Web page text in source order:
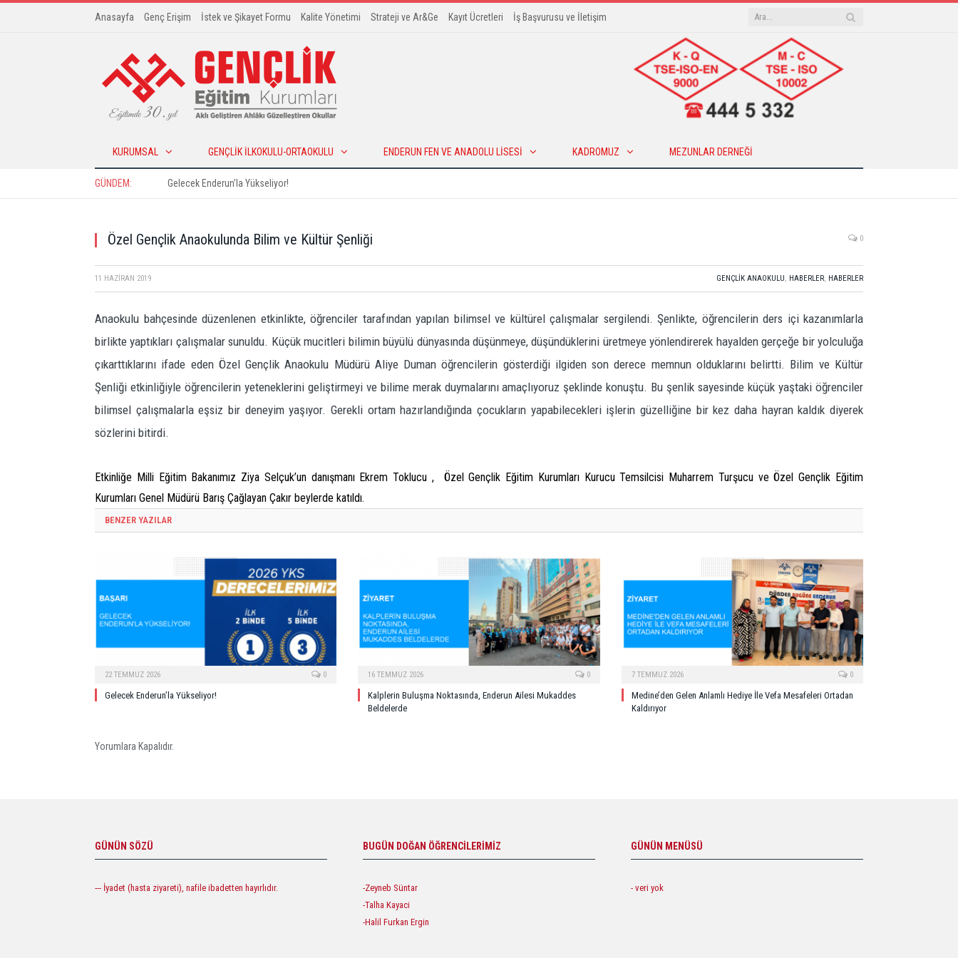
Anasayfa Genç Erişim İstek ve Şikayet Formu Kalite Yönetimi Strateji ve Ar&Ge Kayıt Ücretleri İş Başvurusu ve İletişim
KURUMSAL GENÇLIK İLKOKULU-ORTAOKULU ENDERUN FEN VE ANADOLU LISESI KADROMUZ MEZUNLAR DERNEĞI
GÜNDEM: Gelecek Enderun’la Yükseliyor!
Özel Gençlik Anaokulunda Bilim ve Kültür Şenliği 0
11 HAZIRAN 2019 GENÇLIK ANAOKULU, HABERLER, HABERLER
Anaokulu bahçesinde düzenlenen etkinlikte, öğrenciler tarafından yapılan bilimsel ve kültürel çalışmalar sergilendi. Şenlikte, öğrencilerin ders içi kazanımlarla
birlikte yaptıkları çalışmalar sunuldu. Küçük mucitleri bilimin büyülü dünyasında düşünmeye, düşündüklerini üretmeye yönlendirerek hayalden gerçeğe bir yolculuğa
çıkarttıklarını ifade eden Özel Gençlik Anaokulu Müdürü Aliye Duman öğrencilerin gösterdiği ilgiden son derece memnun olduklarını belirtti. Bilim ve Kültür
Şenliği etkinliğiyle öğrencilerin yeteneklerini geliştirmeyi ve bilime merak duymalarını amaçlıyoruz şeklinde konuştu. Bu şenlik sayesinde küçük yaştaki öğrenciler
bilimsel çalışmalarla eşsiz bir deneyim yaşıyor. Gerekli ortam hazırlandığında çocukların yapabilecekleri işlerin güzelliğine bir kez daha hayran kaldık diyerek
sözlerini bitirdi.
Etkinliğe Milli Eğitim Bakanımız Ziya Selçuk’un danışmanı Ekrem Toklucu , Özel Gençlik Eğitim Kurumları Kurucu Temsilcisi Muharrem Turşucu ve Özel Gençlik Eğitim
Kurumları Genel Müdürü Barış Çağlayan Çakır beylerde katıldı.
BENZER YAZILAR
22 TEMMUZ 2026 0
Gelecek Enderun’la Yükseliyor!
16 TEMMUZ 2026 0
Kalplerin Buluşma Noktasında, Enderun Ailesi Mukaddes
Beldelerde
7 TEMMUZ 2026 0
Medine’den Gelen Anlamlı Hediye İle Vefa Mesafeleri Ortadan
Kaldırıyor
Yorumlara Kapalıdır.
GÜNÜN SÖZÜ
--- İyadet (hasta ziyareti), nafile ibadetten hayırlıdır.
BUGÜN DOĞAN ÖĞRENCILERIMIZ
-Zeyneb Süntar
-Talha Kayaci
-Halil Furkan Ergin
GÜNÜN MENÜSÜ
- veri yok